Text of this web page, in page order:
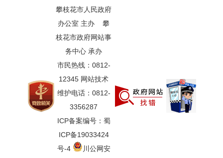
攀枝花市人民政府
办公室 主办 攀
枝花市政府网站事
务中心 承办
市民热线：0812-
12345 网站技术
维护电话：0812-
3356287
ICP备案编号：蜀
ICP备19033424
号-4
川公网安